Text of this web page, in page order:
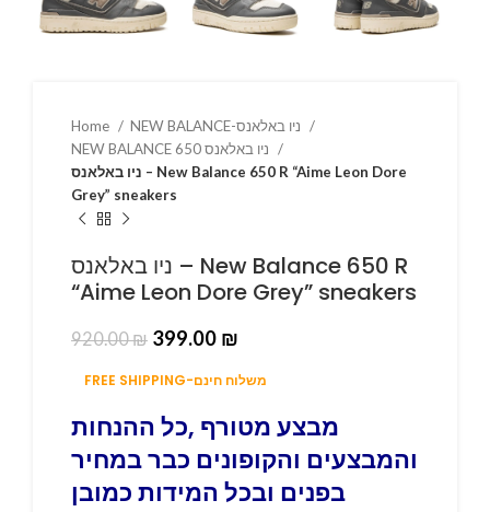
Home
ניו באלאנס – New Balance 650 R “Aime Leon Dore
Grey” sneakers
ניו באלאנס – New Balance 650 R
“Aime Leon Dore Grey” sneakers
920.00₪ 399.00 ₪
FREE SHIPPING-משלוח חינם
מבצע מטורף ,כל ההנחות
והמבצעים והקופונים כבר במחיר
בפנים ובכל המידות כמובן